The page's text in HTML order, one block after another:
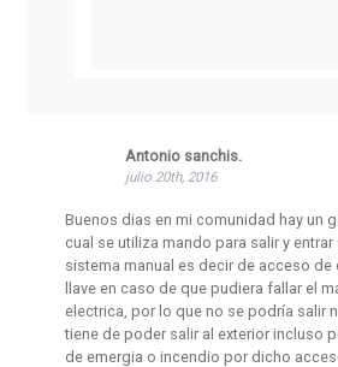
Antonio sanchis.
julio 20th, 2016
Buenos dias en mi comunidad hay un
cual se utiliza mando para salir y
sistema manual es decir de acceso de
llave en caso de que pudiera fallar el
electrica, por lo que no se podría salir
tiene de poder salir al exterior incluso
de emergia o incendio por dicho